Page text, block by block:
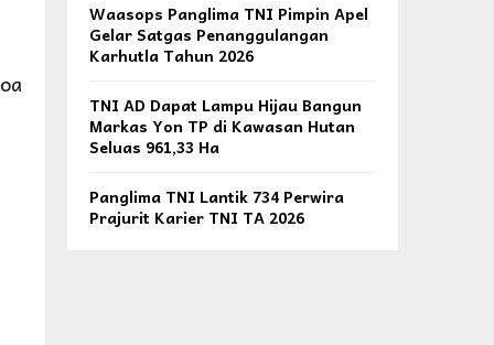
Waasops Panglima TNI Pimpin Apel
Gelar Satgas Penanggulangan
Karhutla Tahun 2026
TNI AD Dapat Lampu Hijau Bangun
Markas Yon TP di Kawasan Hutan
Seluas 961,33 Ha
Panglima TNI Lantik 734 Perwira
Prajurit Karier TNI TA 2026